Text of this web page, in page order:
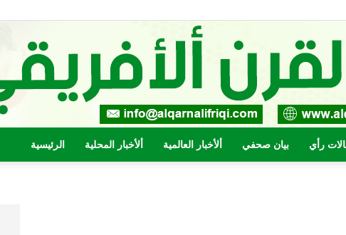
الرئيسية ألأخبار المحلية ألأخبار العالمية بيان صحفي رأي